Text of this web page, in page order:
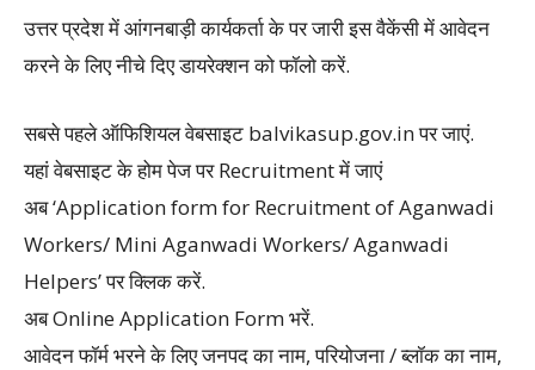
उत्तर प्रदेश में आंगनबाड़ी कार्यकर्ता के पर जारी इस वैकेंसी में आवेदन
करने के लिए नीचे दिए डायरेक्शन को फॉलो करें.
सबसे पहले ऑफिशियल वेबसाइट balvikasup.gov.in पर जाएं.
यहां वेबसाइट के होम पेज पर Recruitment में जाएं
अब ‘Application form for Recruitment of Aganwadi
Workers/ Mini Aganwadi Workers/ Aganwadi
Helpers’ पर क्लिक करें.
अब Online Application Form भरें.
आवेदन फॉर्म भरने के लिए जनपद का नाम, परियोजना / ब्लॉक का नाम,